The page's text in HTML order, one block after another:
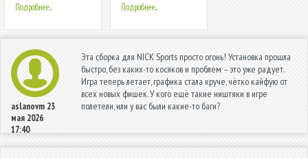
Подробнее... Подробнее...
aslanovm 23
мая 2026
17:40
Эта сборка для NICK Sports просто огонь! Установка прошла
быстро, без каких-то косяков и проблем – это уже радует.
Игра теперь летает, графика стала круче, чётко кайфую от
всех новых фишек. У кого ещё такие ништяки в игре
полетели, или у вас были какие-то баги?